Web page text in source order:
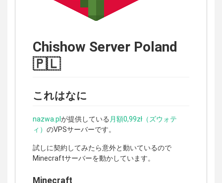
Chishow Server Poland
🇵🇱
これはなに
nazwa.pl が提供している 月額0,99zł（ズウォテ
ィ） のVPSサーバーです。
試しに契約してみたら意外と動いているので
Minecraftサーバーを動かしています。
Minecraft